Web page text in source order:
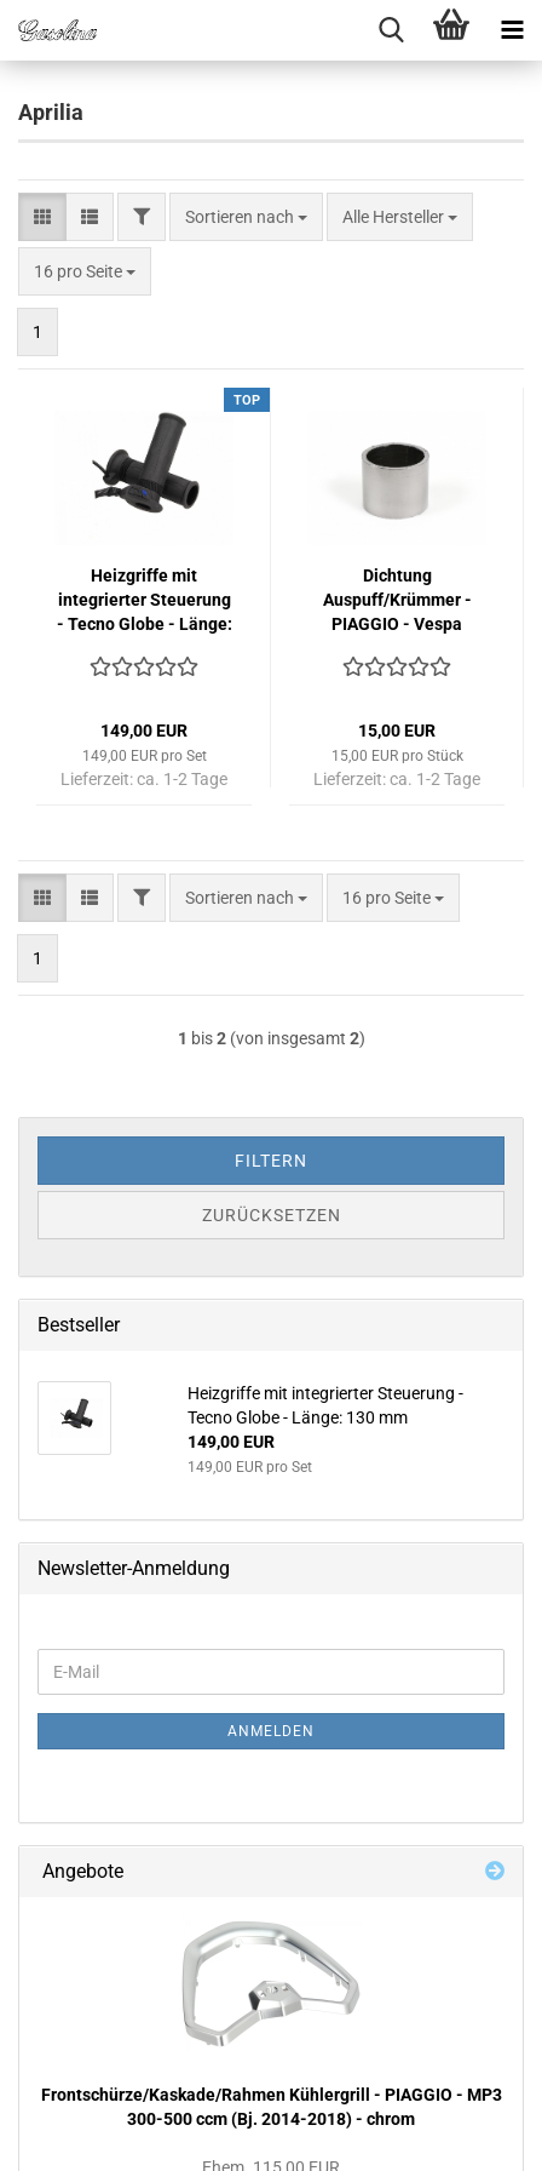
Aprilia
FILTERSortieren nach
Sortieren nach Alle Hersteller
16 pro Seite
pro Seite
1
TOP
Heizgriffe mit
integrierter Steuerung
- Tecno Globe - Länge:
149,00 EUR
149,00 EUR pro Set
Lieferzeit:ca. 1-2 Tage
Dichtung
Auspuff/Krümmer -
PIAGGIO - Vespa
310 ccm uvm.
15,00 EUR
15,00 EUR pro Stück
Lieferzeit:ca. 1-2 Tage
FILTERSortieren nach
Sortieren nach 16 pro Seite
pro Seite
1
1 bis2(von insgesamt 2)
FILTERN
ZURÜCKSETZEN
Bestseller
Heizgriffe mit integrierter Steuerung -
Tecno Globe - Länge: 130 mm
149,00 EUR
149,00 EUR pro Set
Newsletter-Anmeldung
ZUR
E-
Mail
ANMELDEN
Angebote
Frontschürze/Kaskade/Rahmen Kühlergrill - PIAGGIO - MP3
300-500 ccm (Bj. 2014-2018) - chrom